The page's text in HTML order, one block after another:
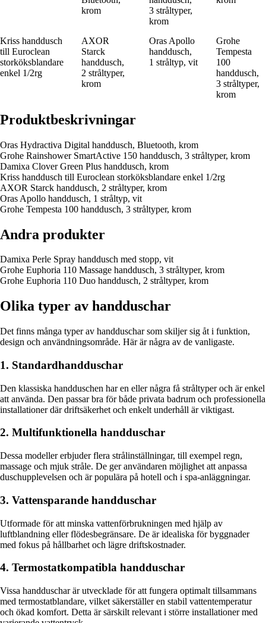
krom
3 stråltyper,
krom
Kriss handdusch
till Euroclean
storköksblandare
enkel 1/2rg
AXOR
Starck
handdusch,
2 stråltyper,
krom
Oras Apollo
handdusch,
1 stråltyp, vit
Grohe
Tempesta
100
handdusch,
3 stråltyper,
krom
Produktbeskrivningar
Oras Hydractiva Digital handdusch, Bluetooth, krom
Grohe Rainshower SmartActive 150 handdusch, 3 stråltyper, krom
Damixa Clover Green Plus handdusch, krom
Kriss handdusch till Euroclean storköksblandare enkel 1/2rg
AXOR Starck handdusch, 2 stråltyper, krom
Oras Apollo handdusch, 1 stråltyp, vit
Grohe Tempesta 100 handdusch, 3 stråltyper, krom
Andra produkter
Damixa Perle Spray handdusch med stopp, vit
Grohe Euphoria 110 Massage handdusch, 3 stråltyper, krom
Grohe Euphoria 110 Duo handdusch, 2 stråltyper, krom
Olika typer av handduschar
Det finns många typer av handduschar som skiljer sig åt i funktion,
design och användningsområde. Här är några av de vanligaste.
1. Standardhandduschar
Den klassiska handduschen har en eller några få stråltyper och är enkel
att använda. Den passar bra för både privata badrum och professionella
installationer där driftsäkerhet och enkelt underhåll är viktigast.
2. Multifunktionella handduschar
Dessa modeller erbjuder flera strålinställningar, till exempel regn,
massage och mjuk stråle. De ger användaren möjlighet att anpassa
duschupplevelsen och är populära på hotell och i spa-anläggningar.
3. Vattensparande handduschar
Utformade för att minska vattenförbrukningen med hjälp av
luftblandning eller flödesbegränsare. De är idealiska för byggnader
med fokus på hållbarhet och lägre driftskostnader.
4. Termostatkompatibla handduschar
Vissa handduschar är utvecklade för att fungera optimalt tillsammans
med termostatblandare, vilket säkerställer en stabil vattentemperatur
och ökad komfort. Detta är särskilt relevant i större installationer med